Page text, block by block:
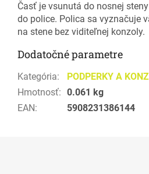
Časť je vsunutá do nosnej
do police. Polica sa vyznačuje
na stene bez viditeľnej konzoly.
Dodatočné parametre
Kategória:
PODPERKY A
Hmotnosť: 0.061 kg
EAN: 5908231386144